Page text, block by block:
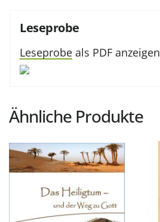
Leseprobe
Leseprobe als PDF
Ähnliche Produkte